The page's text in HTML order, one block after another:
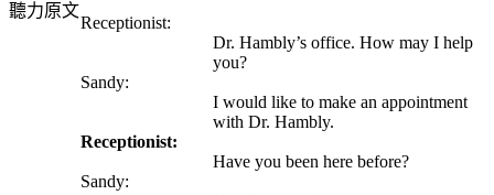
聽力原文
Receptionist:
Dr. Hambly’s office. How may I help
you?
Sandy:
I would like to make an appointment
with Dr. Hambly.
Receptionist:
Have you been here before?
Sandy: